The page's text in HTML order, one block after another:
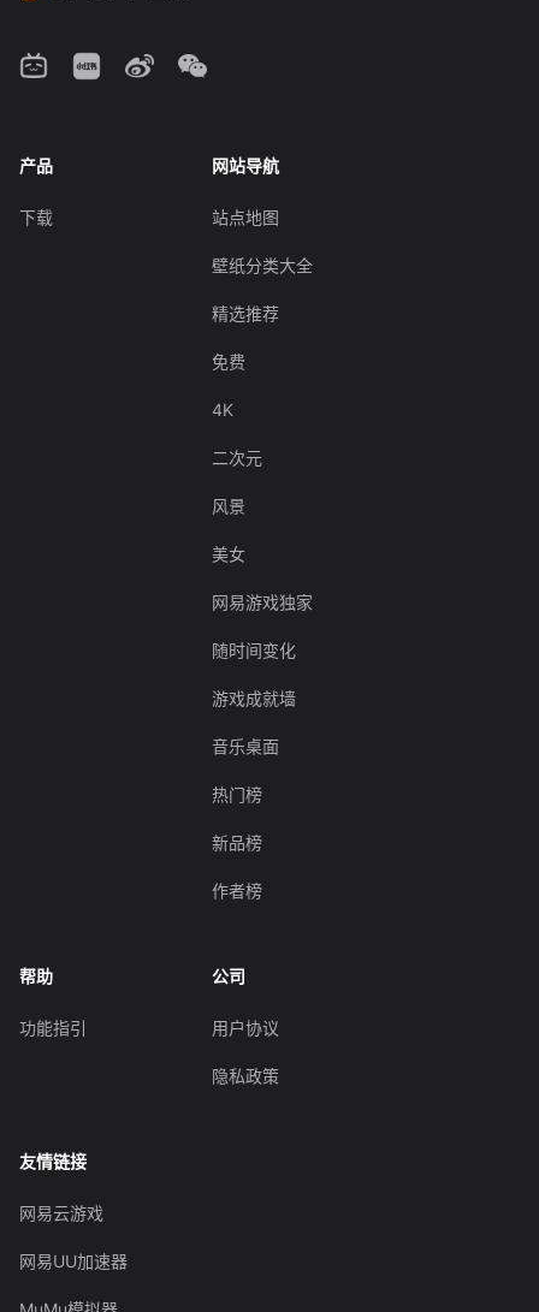
产品
下载
网站导航
站点地图
壁纸分类大全
精选推荐
免费
4K
二次元
风景
美女
网易游戏独家
随时间变化
游戏成就墙
音乐桌面
热门榜
新品榜
作者榜
帮助
功能指引
公司
用户协议
隐私政策
友情链接
网易云游戏
网易UU加速器